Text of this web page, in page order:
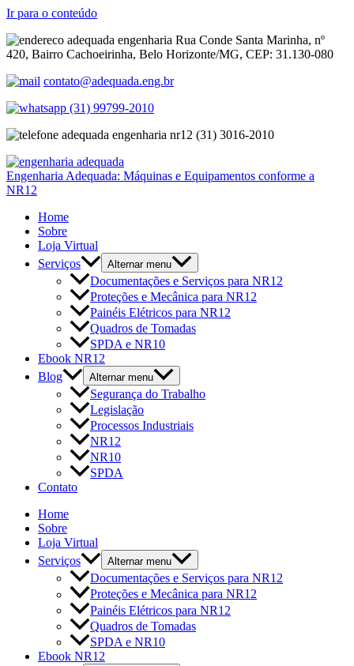
Ir para o conteúdo
Rua Conde Santa Marinha, nº
420, Bairro Cachoeirinha, Belo Horizonte/MG, CEP: 31.130-080
contato@adequada.eng.br
(31) 99799-2010
(31) 3016-2010
Engenharia Adequada: Máquinas e Equipamentos conforme a
NR12
Home
Sobre
Loja Virtual
Serviços
Alternar menu
Documentações e Serviços para NR12
Proteções e Mecânica para NR12
Painéis Elétricos para NR12
Quadros de Tomadas
SPDA e NR10
Ebook NR12
Blog
Alternar menu
Segurança do Trabalho
Legislação
Processos Industriais
NR12
NR10
SPDA
Contato
Home
Sobre
Loja Virtual
Serviços
Alternar menu
Documentações e Serviços para NR12
Proteções e Mecânica para NR12
Painéis Elétricos para NR12
Quadros de Tomadas
SPDA e NR10
Ebook NR12